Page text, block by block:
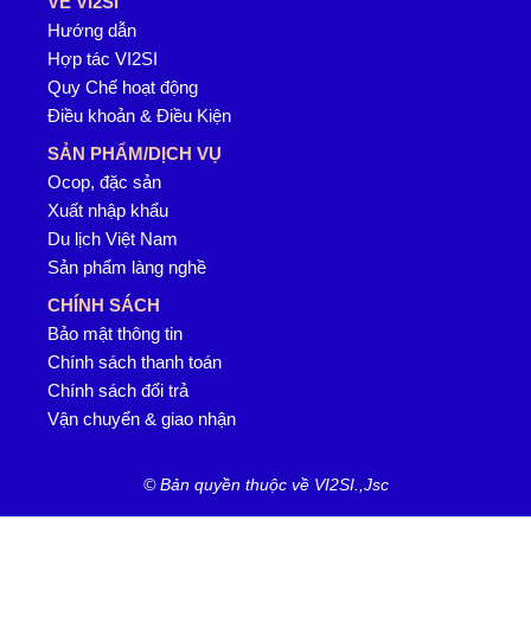
Hướng dẫn
Hợp tác VI2SI
Quy Chế hoạt động
Điều khoản & Điều Kiện
SẢN PHẨM/DỊCH VỤ
Ocop, đặc sản
Xuất nhập khẩu
Du lịch Việt Nam
Sản phẩm làng nghề
CHÍNH SÁCH
Bảo mật thông tin
Chính sách thanh toán
Chính sách đổi trả
Vận chuyển & giao nhận
© Bản quyền thuộc về VI2SI.,Jsc